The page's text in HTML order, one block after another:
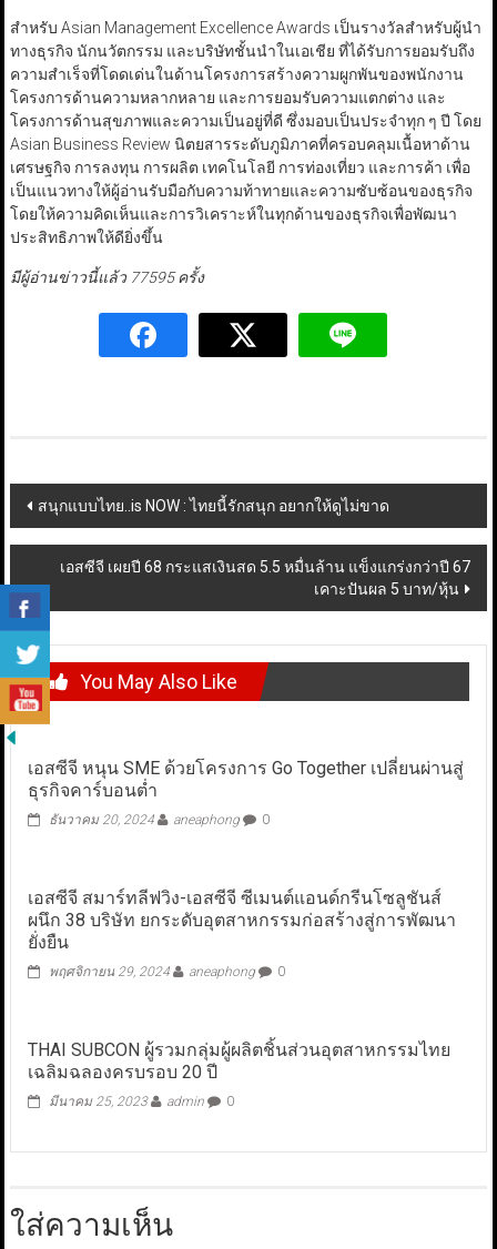
สำหรับ Asian Management Excellence Awards เป็นรางวัลสำหรับผู้นำ
ทางธุรกิจ นักนวัตกรรม และบริษัทชั้นนำในเอเชีย ที่ได้รับการยอมรับถึง
ความสำเร็จที่โดดเด่นในด้านโครงการสร้างความผูกพันของพนักงาน
โครงการด้านความหลากหลาย และการยอมรับความแตกต่าง และ
โครงการด้านสุขภาพและความเป็นอยู่ที่ดี ซึ่งมอบเป็นประจำทุก ๆ ปี โดย
Asian Business Review นิตยสารระดับภูมิภาคที่ครอบคลุมเนื้อหาด้าน
เศรษฐกิจ การลงทุน การผลิต เทคโนโลยี การท่องเที่ยว และการค้า เพื่อ
เป็นแนวทางให้ผู้อ่านรับมือกับความท้าทายและความซับซ้อนของธุรกิจ
โดยให้ความคิดเห็นและการวิเคราะห์ในทุกด้านของธุรกิจเพื่อพัฒนา
ประสิทธิภาพให้ดียิ่งขึ้น
มีผู้อ่านข่าวนี้แล้ว 77595 ครั้ง
Post
navigation
สนุกแบบไทย..is NOW : ไทยนี้รักสนุก อยากให้ดูไม่ขาด
เอสซีจี เผยปี 68 กระแสเงินสด 5.5 หมื่นล้าน แข็งแกร่งกว่าปี 67
เคาะปันผล 5 บาท/หุ้น
You May Also Like
เอสซีจี หนุน SME ด้วยโครงการ Go Together เปลี่ยนผ่านสู่
ธุรกิจคาร์บอนต่ำ
ธันวาคม 20, 2024 aneaphong 0
เอสซีจี สมาร์ทลีฟวิง-เอสซีจี ซีเมนต์แอนด์กรีนโซลูชันส์
ผนึก 38 บริษัท ยกระดับอุตสาหกรรมก่อสร้างสู่การพัฒนา
ยั่งยืน
พฤศจิกายน 29, 2024 aneaphong 0
THAI SUBCON ผู้รวมกลุ่มผู้ผลิตชิ้นส่วนอุตสาหกรรมไทย
เฉลิมฉลองครบรอบ 20 ปี
มีนาคม 25, 2023 admin 0
ใส่ความเห็น